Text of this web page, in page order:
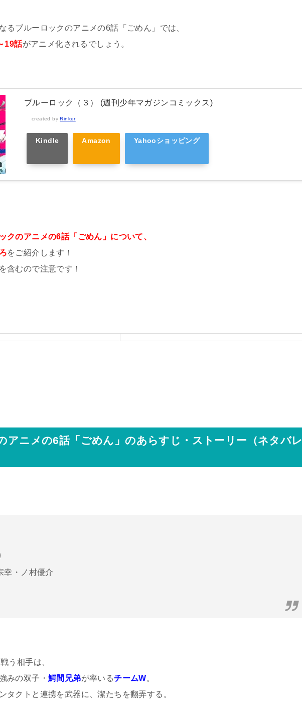
るブルーロックのアニメの6話「ごめん」では、
19話がアニメ化されるでしょう。
ブルーロック（３） (週刊少年マガジンコミックス)
created byRinker
Kindle Amazon Yahooショッピング
クのアニメの6話「ごめん」について、
をご紹介します！
含むので注意です！
アニメの6話「ごめん」のあらすじ・ストーリー（ネタバレ
幸・ノ村優介
う相手は、
みの双子・ 鰐間兄弟が率いるチームW。
タクトと連携を武器に、潔たちを翻弄する。